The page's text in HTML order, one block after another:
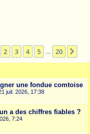
c
1sur20
2 3 4 5 20
une fondue comtoise
juil. 2026, 17:38
a des chiffres fiables ?
7:24